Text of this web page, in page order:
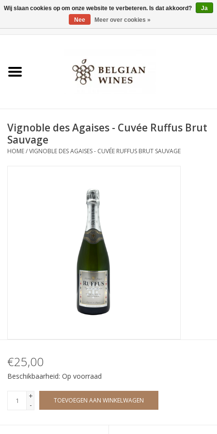
Wijnen
Wijnbar Antwerpen
Over ons
Vignoble des Agaises - Cuvée Ruffus Brut
Sauvage
HOME/VIGNOBLE DES AGAISES - CUVÉE RUFFUS BRUT SAUVAGE
€25,00
Beschikbaarheid: Op voorraad
+
-
TOEVOEGEN AAN WINKELWAGEN
Wij slaan cookies op om onze website te verbeteren. Is dat akkoord?
Ja
Nee
Meer over cookies »